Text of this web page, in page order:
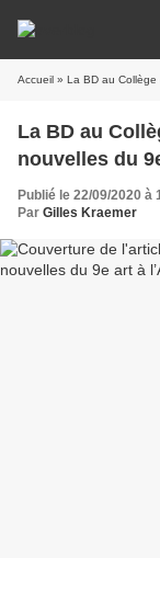
Accueil » La BD au Collège
La BD au
nouvelles du
Publié le 22/09/2020 à
Par Gilles Kraemer